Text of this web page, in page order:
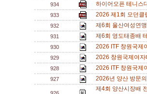
934 하이어오픈 테니스
933 2026 제1회 모던
932 제6회 울산여성연
931 제6회 영도태종배
930 2026 ITF 창원국제
929 2026 창원국제여
928 2026 ITF 창원국제
927 2026년 양산 방문
제4회 양산시장배